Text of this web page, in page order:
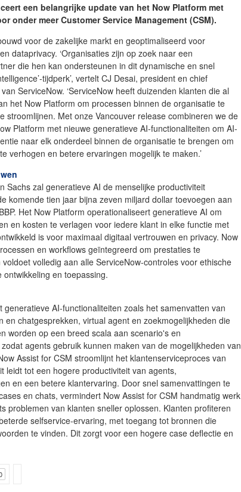
een belangrijke update van het Now Platform met
onder meer Customer Service Management (CSM).
voor de zakelijke markt en geoptimaliseerd voor
dataprivacy. ‘Organisaties zijn op zoek naar een
die hen kan ondersteunen in dit dynamische en snel
tijdperk’, vertelt CJ Desai, president en chief
ServiceNow. ‘ServiceNow heeft duizenden klanten die al
het Now Platform om processen binnen de organisatie te
stroomlijnen. Met onze Vancouver release combineren we de
Platform met nieuwe generatieve AI-functionaliteiten om AI-
naar elk onderdeel binnen de organisatie te brengen om
verhogen en betere ervaringen mogelijk te maken.’
Sachs zal generatieve AI de menselijke productiviteit
komende tien jaar bijna zeven miljard dollar toevoegen aan
Het Now Platform operationaliseert generatieve AI om
en kosten te verlagen voor iedere klant in elke functie met
is voor maximaal digitaal vertrouwen en privacy. Now
en workflows geïntegreerd om prestaties te
volledig aan alle ServiceNow-controles voor ethische
ontwikkeling en toepassing.
generatieve AI-functionaliteiten zoals het samenvatten van
en chatgesprekken, virtual agent en zoekmogelijkheden die
worden op een breed scala aan scenario's en
agents gebruik kunnen maken van de mogelijkheden van
Assist for CSM stroomlijnt het klantenserviceproces van
leidt tot een hogere productiviteit van agents,
en een betere klantervaring. Door snel samenvattingen te
en chats, vermindert Now Assist for CSM handmatig werk
problemen van klanten sneller oplossen. Klanten profiteren
selfservice-ervaring, met toegang tot bronnen die
te vinden. Dit zorgt voor een hogere case deflectie en